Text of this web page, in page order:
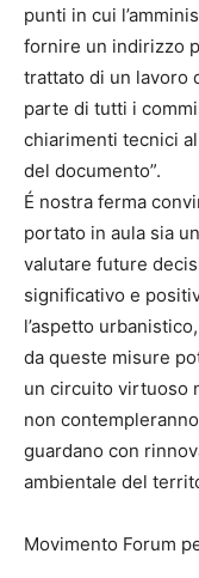
punti in cui
fornire un indirizzo
trattato di un lavoro
parte di tutti i
chiarimenti tecnici
del documento”.
É nostra ferma
portato in aula sia
valutare future
significativo e
l’aspetto
da queste misure
un circuito virtuoso
non
guardano con
ambientale del
Movimento Forum